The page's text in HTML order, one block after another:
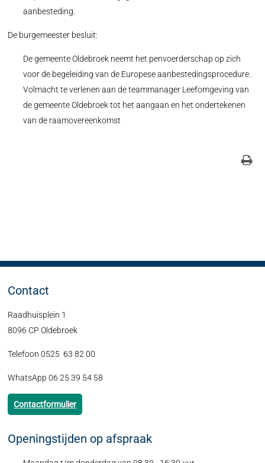
aanbesteding.
De burgemeester besluit:
De gemeente Oldebroek neemt het penvoerderschap op zich
voor de begeleiding van de Europese aanbestedingsprocedure.
Volmacht te verlenen aan de teammanager Leefomgeving van
de gemeente Oldebroek tot het aangaan en het ondertekenen
van de raamovereenkomst
Contact
Raadhuisplein 1
8096 CP Oldebroek
Telefoon 0525 63 82 00
WhatsApp 06 25 39 54 58
Contactformulier
Openingstijden op afspraak